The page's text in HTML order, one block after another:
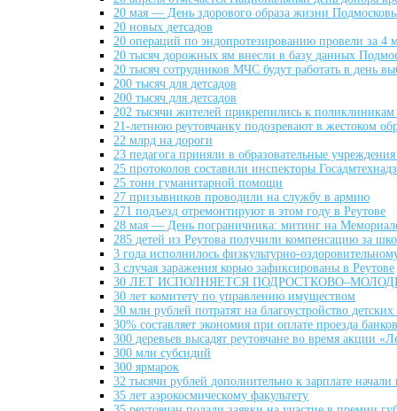
20 мая — День здорового образа жизни
20 новых детсадов
20 операций по эндопротезированию провели за 4
20 тысяч дорожных ям внесли в базу данных
20 тысяч сотрудников МЧС будут работать в день
200 тысяч для детсадов
200 тысяч для детсадов
202 тысячи жителей прикрепились к поликлиникам
21-летнюю реутовчанку подозревают в жестоком
22 млрд на дороги
23 педагога приняли в образовательные
25 протоколов составили инспекторы
25 тонн гуманитарной помощи
27 призывников проводили на службу в армию
271 подъезд отремонтируют в этом году в Реутове
28 мая — День пограничника: митинг на
285 детей из Реутова получили компенсацию за
3 года исполнилось физкультурно-
3 случая заражения корью зафиксированы в Реутове
30 ЛЕТ ИСПОЛНЯЕТСЯ
30 лет комитету по управлению имуществом
30 млн рублей потратят на благоустройство
30% составляет экономия при оплате проезда
300 деревьев высадят реутовчане во время акции
300 млн субсидий
300 ярмарок
32 тысячи рублей дополнительно к зарплате
35 лет аэрокосмическому факультету